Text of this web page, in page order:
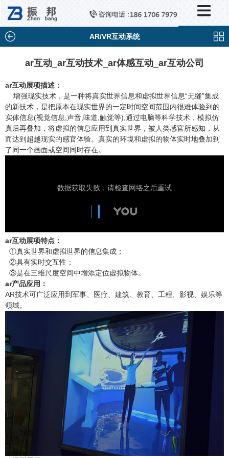
AR/VR互动系统
ar互动_ar互动技术_ar体感互动_ar互动公司
ar互动展项描述：
增强现实技术，是一种将真实世界信息和虚拟世界信息“无缝”集成
的新技术，是把原本在现实世界的一定时间空间范围内很难体验到的
实体信息(视觉信息,声音,味道,触觉等),通过电脑等科学技术，模拟仿
真后再叠加，将虚拟的信息应用到真实世界，被人类感官所感知，从
而达到超越现实的感官体验。真实的环境和虚拟的物体实时地叠加到
了同一个画面或空间同时存在。
ar互动展项特点：
①真实世界和虚拟世界的信息集成；
②具有实时交互性；
③是在三维尺度空间中增添定位虚拟物体。
ar产品应用：
AR技术可广泛应用到军事、医疗、建筑、教育、工程、影视、娱乐等
领域。
分类列表
×
触控互动系统
滑轨互动系统
AR/VR互动系统
智能互动系统
特殊显示产品